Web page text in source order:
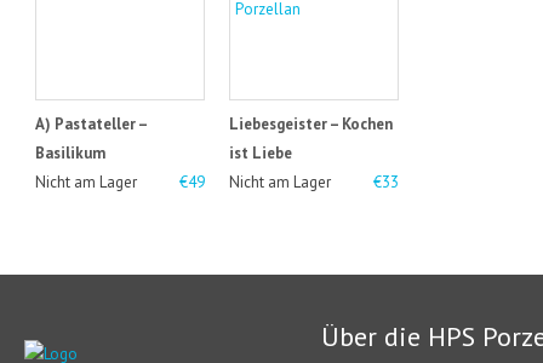
A) Pastateller –
Basilikum
€49
Nicht am Lager
Liebesgeister – Kochen
ist Liebe
€33
Nicht am Lager
Über die HPS